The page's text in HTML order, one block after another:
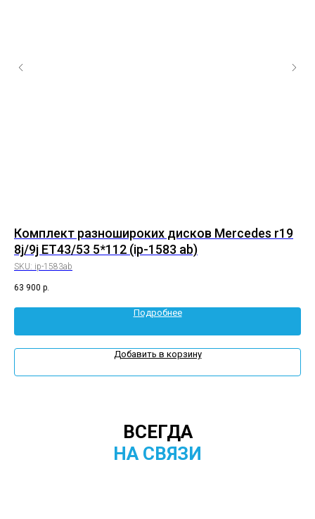
Комплект разношироких дисков Mercedes r19
8j/9j ET43/53 5*112 (ip-1583 ab)
SKU: ip-1583ab
63 900 р.
Подробнее
Добавить в корзину
ВСЕГДА
НА СВЯЗИ